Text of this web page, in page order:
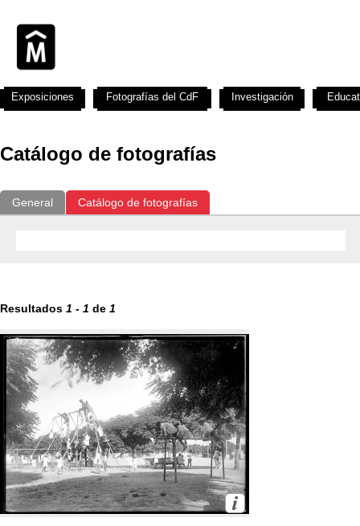
Catálogo de fotografías
General Catálogo de fotografías
Resultados 1 - 1 de 1
Exposiciones Fotografías del CdF Investigación